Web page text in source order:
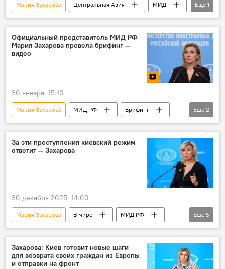
Мария Захарова Центральная Азия
МИД
Россия
Еще 1
Официальный представитель МИД РФ
Мария Захарова провела брифинг —
видео
30 января, 15:10
Мария Захарова МИД РФ
Брифинг
Россия
Видео
Еще 2
За эти преступления киевский режим
ответит — Захарова
30 декабря 2025, 14:00
Мария Захарова В мире
МИД РФ
комментарий
Владимир Зеленский
СМИ
Владимир Путин
Сергей Лавров
Еще 5
Захарова: Киев готовит новые шаги
для возврата своих граждан из Европы
и отправки на фронт